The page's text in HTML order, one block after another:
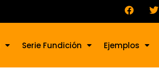
Serie Fundición Ejemplos